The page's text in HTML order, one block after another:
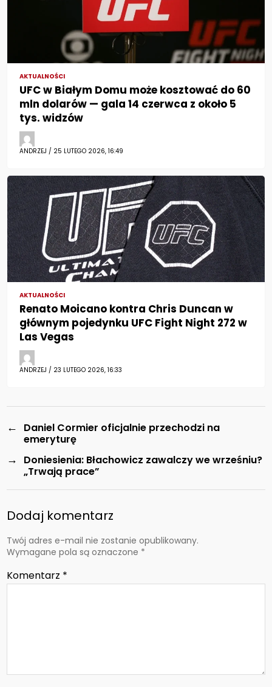
AKTUALNOŚCI
UFC w Białym Domu może kosztować do 60
mln dolarów — gala 14 czerwca z około 5
tys. widzów
ANDRZEJ / 25 LUTEGO 2026, 16:49
AKTUALNOŚCI
Renato Moicano kontra Chris Duncan w
głównym pojedynku UFC Fight Night 272 w
Las Vegas
ANDRZEJ / 23 LUTEGO 2026, 16:33
←
Daniel Cormier oficjalnie przechodzi na
emeryturę
→
Doniesienia: Błachowicz zawalczy we wrześniu?
„Trwają prace”
Dodaj komentarz
Twój adres e-mail nie zostanie opublikowany.
Wymagane pola są oznaczone *
Komentarz *